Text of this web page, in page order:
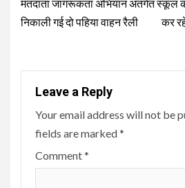
Reading
मतदाता जागरूकता अभियान अंतर्गत
निकाली गई दो पहिया वाहन रैली
स्कूल
कर
Leave a Reply
Your email address will not be
fields are marked*
Comment*